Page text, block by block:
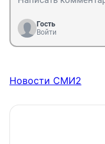
Гость
Войти
Новости СМИ2